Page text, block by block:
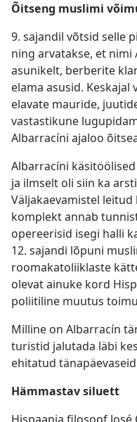
Õitseng muslimi
9. sajandil võtsid selle
ning arvatakse, et
asunikelt, berberite
elama asusid. Keskajal
elavate mauride,
vastastikune
Albarracíni ajaloo
Albarracíni
ja ilmselt oli siin ka
Väljakaevamistel
komplekt annab
opereerisid isegi halli
12. sajandi lõpuni
roomakatoliiklaste
olevat ainuke kord
poliitiline muutus
Milline on Albarracín
turistid jalutada läbi
ehitatud
Hämmastav siluett